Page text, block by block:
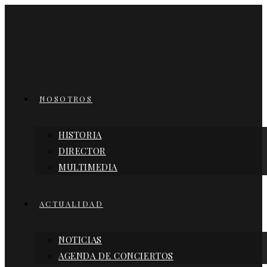
NOSOTROS
HISTORIA
DIRECTOR
MULTIMEDIA
ACTUALIDAD
NOTICIAS
AGENDA DE CONCIERTOS